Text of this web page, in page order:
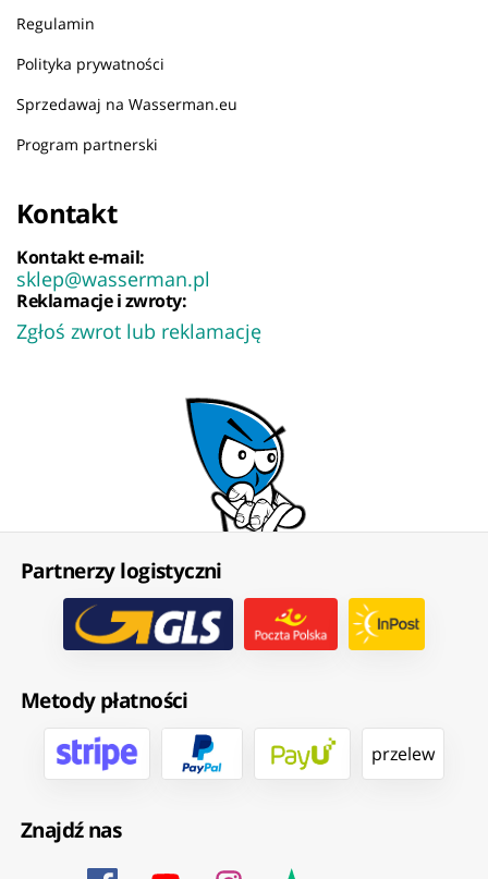
Regulamin
Polityka prywatności
Sprzedawaj na Wasserman.eu
Program partnerski
Kontakt
Kontakt e-mail:
sklep@wasserman.pl
Reklamacje i zwroty:
Zgłoś zwrot lub reklamację
Partnerzy logistyczni
Metody płatności
przelew
Znajdź nas